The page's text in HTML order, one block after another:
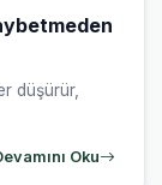
düşürür,
Oku